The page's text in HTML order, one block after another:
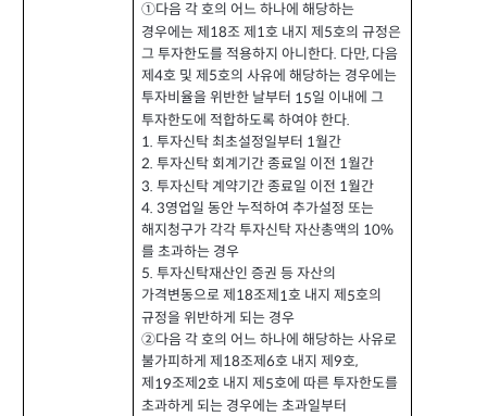
①다음 각 호의 어느 하나에 해당하는
경우에는 제18조 제1호 내지 제5호의 규정은
그 투자한도를 적용하지 아니한다. 다만, 다음
제4호 및 제 5호의 사유에 해당하는 경우에는
투자비율을 위반한 날부터 15일 이내에 그
투자한도에 적합하도록 하여야 한다.
1.투자신탁 최초설정일부터 1월간
2.투자신탁 회계기간 종료일 이전 1월간
3.투자신탁 계약기간 종료일 이전 1월간
4.3영업일 동안 누적하여 추가설정 또는
해지청구가 각각 투자신탁 자산총액의 10%
를 초과하는 경우
5.투자신탁재산인 증권 등 자산의
가격변동으로 제 18조제 1호 내지 제 5호의
규정을 위반하게 되는 경우
②다음 각 호의 어느 하나에 해당하는 사유로
불가피하게 제 18조제6호 내지 제9호,
제 19조제2호 내지 제 5호에 따른 투자한도를
초과하게 되는 경우에는 초과일부터